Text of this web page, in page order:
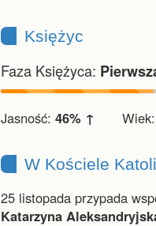
Księżyc
Faza Księżyca:
Jasność: 46% ↑ Wiek:
W Kościele
25 listopada przypada
Katarzyna